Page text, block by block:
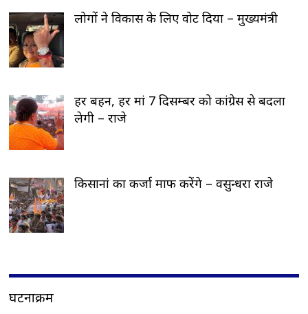
लोगों ने विकास के लिए वोट दिया – मुख्यमंत्री
हर बहन, हर मां 7 दिसम्बर को कांग्रेस से बदला
लेगी – राजे
किसानां का कर्जा माफ करेंगे – वसुन्धरा राजे
घटनाक्रम